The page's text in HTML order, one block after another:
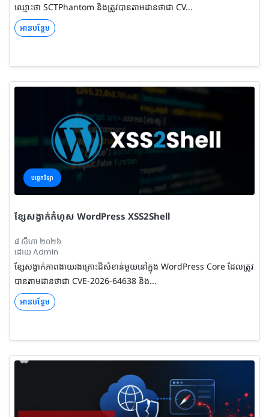
ឈ្មោះថា SCTPhantom និងត្រូវបានតាមដានថាជា CV...
អានបន្ថែម
បច្ចេកវិទ្យា
ខ្សែសង្វាក់​កំហុស WordPress XSS2Shell
៨ សីហា ២០២៦
ដោយ Admin
ខ្សែសង្វាក់​ភាពងាយរងគ្រោះ​ដ៏សំខាន់មួយនៅក្នុង WordPress Core ដែលត្រូវ
បានតាមដានថាជា CVE-2026-64638 និង...
អានបន្ថែម